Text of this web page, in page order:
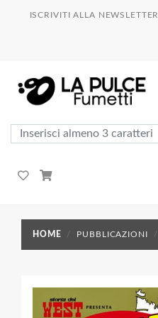
ISCRIVITI ALLA NEWSLETTER
HOME PUBBLICAZIONI